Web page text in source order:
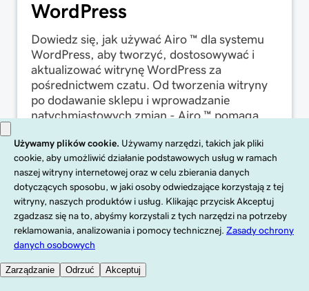
WordPress
Dowiedz się, jak używać Airo ™ dla systemu
WordPress, aby tworzyć, dostosowywać i
aktualizować witrynę WordPress za
pośrednictwem czatu. Od tworzenia witryny
po dodawanie sklepu i wprowadzanie
natychmiastowych zmian - Airo ™ pomaga
GoDaddy — informacje
Pomoc techniczna
Zasoby
Programy partnerskie